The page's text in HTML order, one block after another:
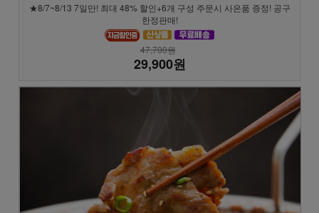
★8/7~8/13 7일만! 최대 48% 할인+6개 구성 주문시 사은품 증정! 공구
한정판매!
47,700원
29,900원